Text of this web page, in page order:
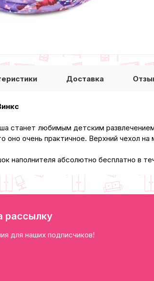
Доставка
станет любимым детским
оно очень практичное. Верхний чехол
наполнителя абсолютно бесплатно в
рассылку
для наших подписчиков!